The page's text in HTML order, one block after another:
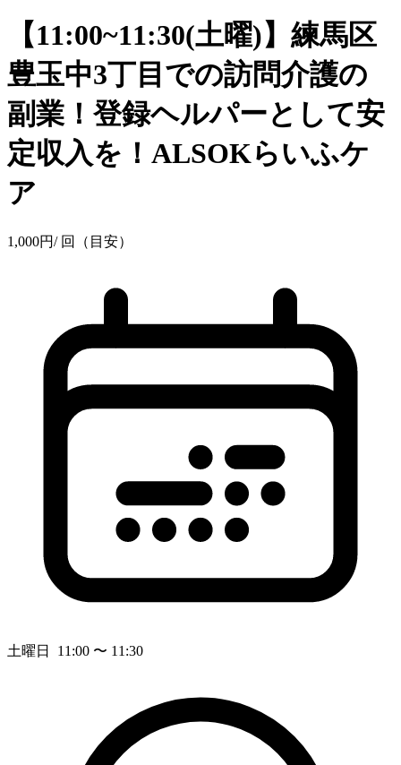
【11:00~11:30(土曜)】練馬区
豊玉中3丁目での訪問介護の
副業！登録ヘルパーとして安
定収入を！ALSOKらいふケ
ア
1,000円/ 回（目安）
土曜日 11:00 〜 11:30